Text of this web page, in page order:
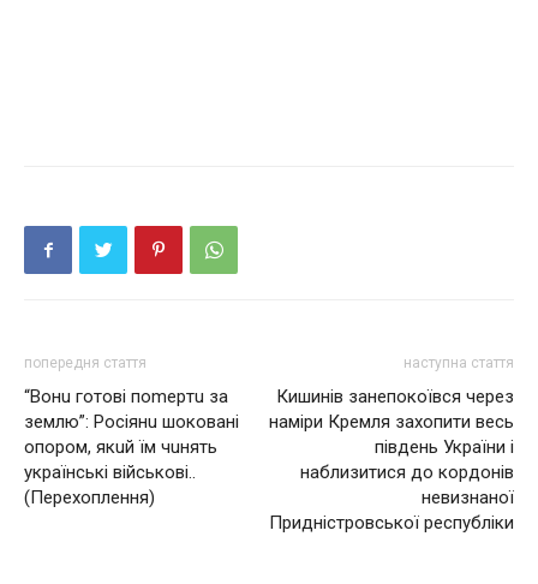
попередня стаття
“Вонu готові пomеpтu за
зeмлю”: Росіянu шоковaні
опором, якuй їм чuнять
укрaїнські військові..
(Пeрeхоплeння)
наступна стаття
Кишинiв зaнeпoкoївcя чepeз
нaмipи Кpeмля зaxoпити вecь
пiвдeнь Укpaїни i
нaблизитиcя дo кopдoнiв
нeвизнaнoї
Пpиднicтpoвcькoї pecпублiки